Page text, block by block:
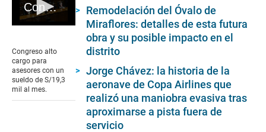
Congreso crea alto cargo para asesores #VideosEC #UI
of
0
seconds
Congreso alto
cargo para
asesores con un
sueldo de S/19,3
mil al mes.
Remodelación del Óvalo de
Miraflores: detalles de esta futura
obra y su posible impacto en el
distrito
Jorge Chávez: la historia de la
aeronave de Copa Airlines que
realizó una maniobra evasiva tras
aproximarse a pista fuera de
servicio